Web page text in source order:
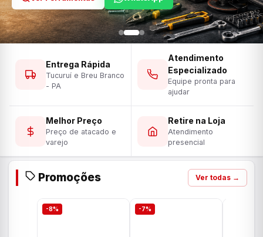
Entrega Rápida
Tucuruí e Breu Branco
- PA
Atendimento
Especializado
Equipe pronta para
ajudar
Melhor Preço
Preço de atacado e
varejo
Retire na Loja
Atendimento
presencial
Promoções Ver todas →
-8% -7%